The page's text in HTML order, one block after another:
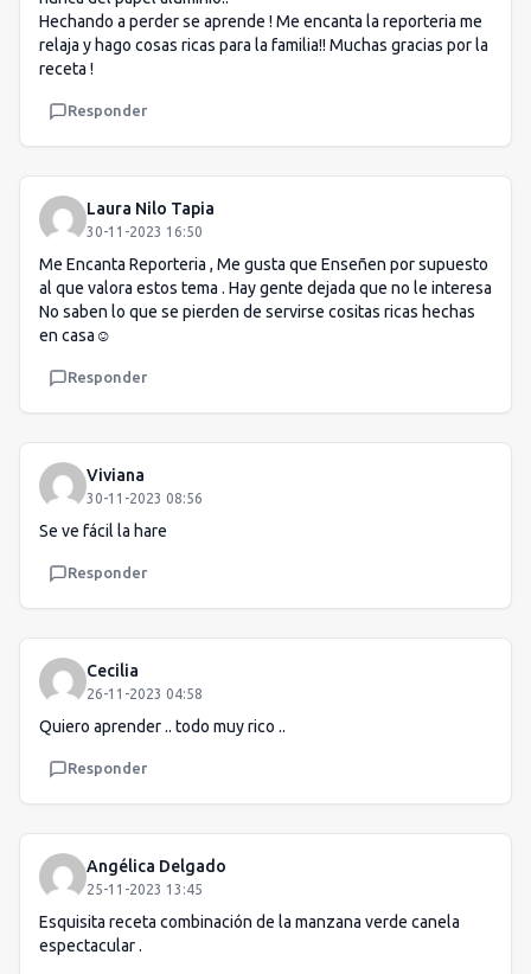
Hechando a perder se aprende ! Me encanta la reporteria me
relaja y hago cosas ricas para la familia!! Muchas gracias por la
receta !
Responder
Laura Nilo Tapia
30-11-2023 16:50
Me Encanta Reporteria , Me gusta que Enseñen por supuesto
al que valora estos tema . Hay gente dejada que no le interesa
No saben lo que se pierden de servirse cositas ricas hechas
en casa☺️
Responder
Viviana
30-11-2023 08:56
Se ve fácil la hare
Responder
Cecilia
26-11-2023 04:58
Quiero aprender .. todo muy rico ..
Responder
Angélica Delgado
25-11-2023 13:45
Esquisita receta combinación de la manzana verde canela
espectacular .